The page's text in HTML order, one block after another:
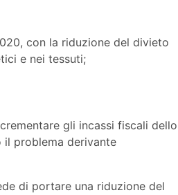
con la riduzione del divieto
e nei tessuti;
gli incassi fiscali dello
il problema derivante
di portare una riduzione del